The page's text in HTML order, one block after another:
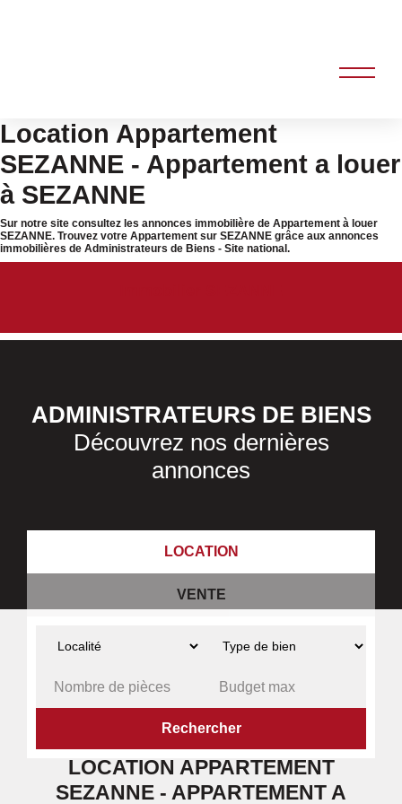
Location Appartement
SEZANNE - Appartement a louer
à SEZANNE
Sur notre site consultez les annonces immobilière de Appartement à louer
SEZANNE. Trouvez votre Appartement sur SEZANNE grâce aux annonces
immobilières de Administrateurs de Biens - Site national.
ADMINISTRATEURS DE BIENS
Découvrez nos dernières
annonces
LOCATION
VENTE
ACCUEIL A LOUER APPARTEMENT SEZANNE
LOCATION APPARTEMENT
SEZANNE - APPARTEMENT A